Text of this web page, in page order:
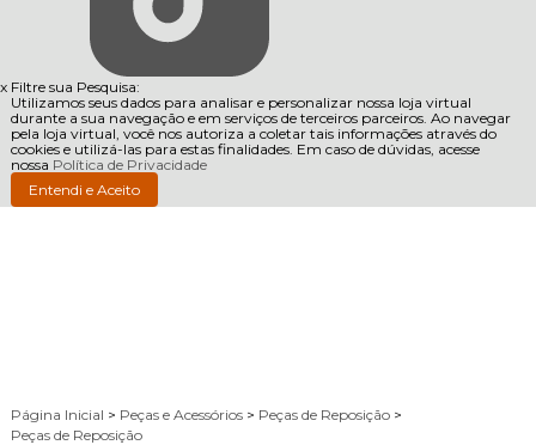
x Filtre sua Pesquisa:
Utilizamos seus dados para analisar e personalizar nossa loja virtual
durante a sua navegação e em serviços de terceiros parceiros. Ao navegar
pela loja virtual, você nos autoriza a coletar tais informações através do
cookies e utilizá-las para estas finalidades. Em caso de dúvidas, acesse
nossa Política de Privacidade
Entendi e Aceito
Página Inicial > Peças e Acessórios > Peças de Reposição >
Peças de Reposição